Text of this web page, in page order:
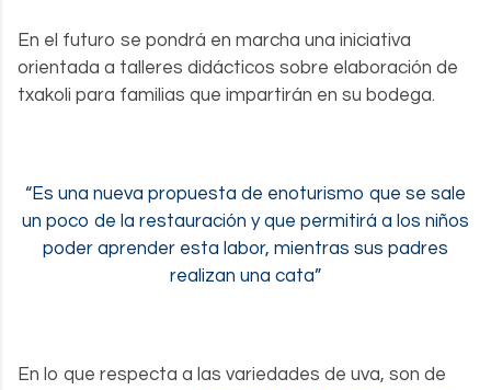
En el futuro se pondrá en marcha una iniciativa
orientada a talleres didácticos sobre elaboración de
txakoli para familias que impartirán en su bodega.
“Es una nueva propuesta de enoturismo que se sale
un poco de la restauración y que permitirá a los niños
poder aprender esta labor, mientras sus padres
realizan una cata”
En lo que respecta a las variedades de uva, son de